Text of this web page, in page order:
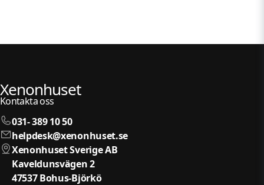
Xenonhuset
Kontakta oss
031- 389 10 50
helpdesk@xenonhuset.se
Xenonhuset Sverige AB
Kaveldunsvägen 2
47537 Bohus-Björkö